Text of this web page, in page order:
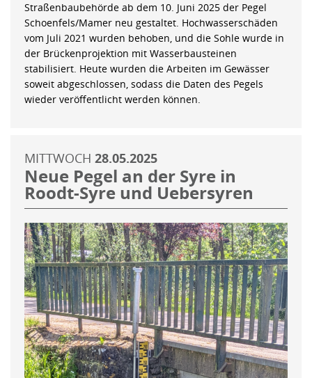
Straßenbaubehörde ab dem 10. Juni 2025 der Pegel
Schoenfels/Mamer neu gestaltet. Hochwasserschäden
vom Juli 2021 wurden behoben, und die Sohle wurde in
der Brückenprojektion mit Wasserbausteinen
stabilisiert. Heute wurden die Arbeiten im Gewässer
soweit abgeschlossen, sodass die Daten des Pegels
wieder veröffentlicht werden können.
MITTWOCH 28.05.2025
Neue Pegel an der Syre in
Roodt-Syre und Uebersyren